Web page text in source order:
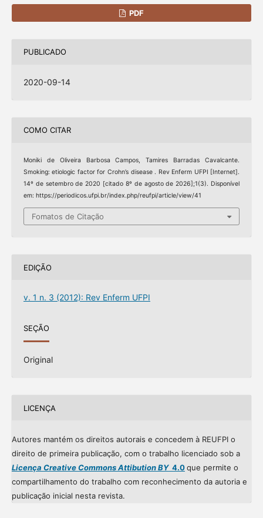
PDF
PUBLICADO
2020-09-14
COMO CITAR
Moniki de Oliveira Barbosa Campos, Tamires Barradas Cavalcante.
Smoking: etiologic factor for Crohn’s disease . Rev Enferm UFPI [Internet].
14º de setembro de 2020 [citado 8º de agosto de 2026];1(3). Disponível
em: https://periodicos.ufpi.br/index.php/reufpi/article/view/41
Fomatos de Citação
EDIÇÃO
v. 1 n. 3 (2012): Rev Enferm UFPI
SEÇÃO
Original
LICENÇA
Autores mantém os direitos autorais e concedem à REUFPI o
direito de primeira publicação, com o trabalho licenciado sob a
Licença Creative Commons Attibution BY4.0que permite o
compartilhamento do trabalho com reconhecimento da autoria e
publicação inicial nesta revista.